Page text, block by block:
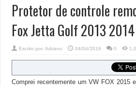
Protetor de controle
Fox Jetta Golf 2013
Escrito por: Adriano 04/04/2016 0
Comprei recentemente um VW FOX 2015